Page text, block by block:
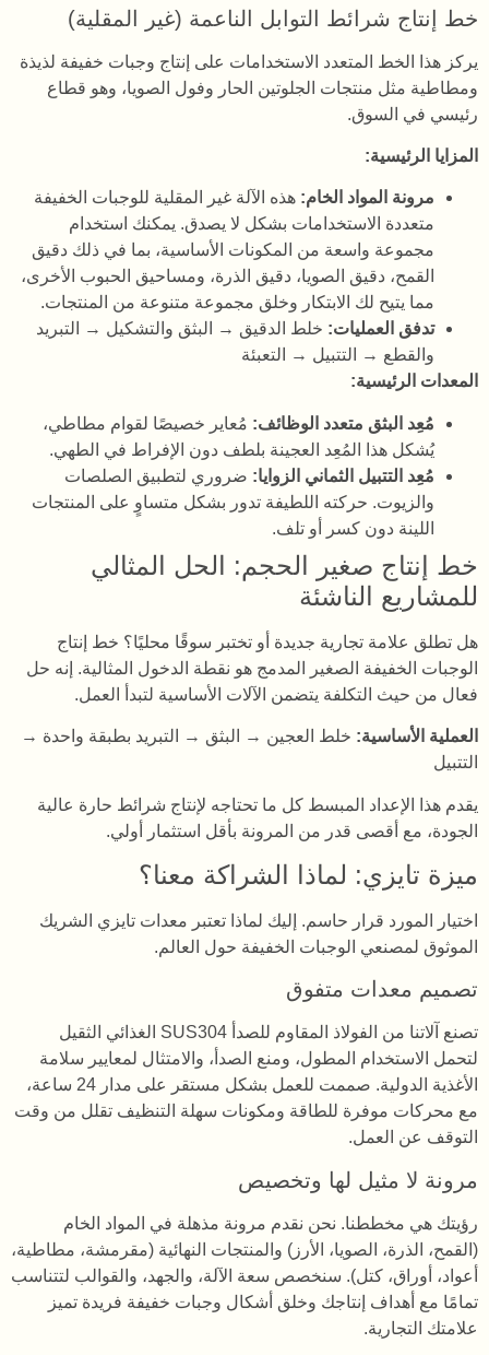
خط إنتاج شرائط التوابل الناعمة (غير المقلية)
يركز هذا الخط المتعدد الاستخدامات على إنتاج وجبات خفيفة لذيذة
ومطاطية مثل منتجات الجلوتين الحار وفول الصويا، وهو قطاع
رئيسي في السوق.
المزايا الرئيسية:
مرونة المواد الخام: هذه الآلة غير المقلية للوجبات الخفيفة
متعددة الاستخدامات بشكل لا يصدق. يمكنك استخدام
مجموعة واسعة من المكونات الأساسية، بما في ذلك دقيق
القمح، دقيق الصويا، دقيق الذرة، ومساحيق الحبوب الأخرى،
مما يتيح لك الابتكار وخلق مجموعة متنوعة من المنتجات.
تدفق العمليات: خلط الدقيق → البثق والتشكيل → التبريد
والقطع → التتبيل → التعبئة
المعدات الرئيسية:
مُعِد البثق متعدد الوظائف: مُعاير خصيصًا لقوام مطاطي،
يُشكل هذا المُعِد العجينة بلطف دون الإفراط في الطهي.
مُعِد التتبيل الثماني الزوايا: ضروري لتطبيق الصلصات
والزيوت. حركته اللطيفة تدور بشكل متساوٍ على المنتجات
اللينة دون كسر أو تلف.
خط إنتاج صغير الحجم: الحل المثالي
للمشاريع الناشئة
هل تطلق علامة تجارية جديدة أو تختبر سوقًا محليًا؟ خط إنتاج
الوجبات الخفيفة الصغير المدمج هو نقطة الدخول المثالية. إنه حل
فعال من حيث التكلفة يتضمن الآلات الأساسية لتبدأ العمل.
العملية الأساسية: خلط العجين → البثق → التبريد بطبقة واحدة →
التتبيل
يقدم هذا الإعداد المبسط كل ما تحتاجه لإنتاج شرائط حارة عالية
الجودة، مع أقصى قدر من المرونة بأقل استثمار أولي.
ميزة تايزي: لماذا الشراكة معنا؟
اختيار المورد قرار حاسم. إليك لماذا تعتبر معدات تايزي الشريك
الموثوق لمصنعي الوجبات الخفيفة حول العالم.
تصميم معدات متفوق
تصنع آلاتنا من الفولاذ المقاوم للصدأ SUS304 الغذائي الثقيل
لتحمل الاستخدام المطول، ومنع الصدأ، والامتثال لمعايير سلامة
الأغذية الدولية. صممت للعمل بشكل مستقر على مدار 24 ساعة،
مع محركات موفرة للطاقة ومكونات سهلة التنظيف تقلل من وقت
التوقف عن العمل.
مرونة لا مثيل لها وتخصيص
رؤيتك هي مخططنا. نحن نقدم مرونة مذهلة في المواد الخام
(القمح، الذرة، الصويا، الأرز) والمنتجات النهائية (مقرمشة، مطاطية،
أعواد، أوراق، كتل). سنخصص سعة الآلة، والجهد، والقوالب لتتناسب
تمامًا مع أهداف إنتاجك وخلق أشكال وجبات خفيفة فريدة تميز
علامتك التجارية.